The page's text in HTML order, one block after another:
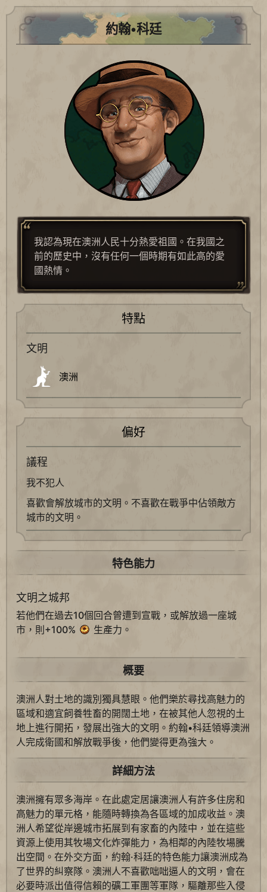
約翰•科廷
我認為現在澳洲人民十分熱愛祖國。在我國之
前的歷史中，沒有任何一個時期有如此高的愛
國熱情。
特點
文明
澳洲
偏好
議程
我不犯人
喜歡會解放城市的文明。不喜歡在戰爭中佔領敵方
城市的文明。
特色能力
文明之城邦
若他們在過去10個回合曾遭到宣戰，或解放過一座城
市，則+100%
生產力。
概要
澳洲人對土地的識別獨具慧眼。他們樂於尋找高魅力的
區域和適宜飼養牲畜的開闊土地，在被其他人忽視的土
地上進行開拓，發展出強大的文明。約翰•科廷領導澳洲
人完成衛國和解放戰爭後，他們變得更為強大。
詳細方法
澳洲擁有眾多海岸。在此處定居讓澳洲人有許多住房和
高魅力的單元格，能隨時轉換為各區域的加成收益。澳
洲人希望從岸邊城市拓展到有家畜的內陸中，並在這些
資源上使用其牧場文化炸彈能力，為相鄰的內陸牧場騰
出空間。在外交方面，約翰·科廷的特色能力讓澳洲成為
了世界的糾察隊。澳洲人不喜歡咄咄逼人的文明，會在
必要時派出值得信賴的礦工軍團等軍隊，驅離那些入侵